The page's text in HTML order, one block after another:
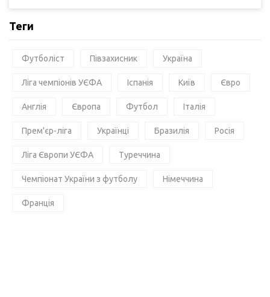
Теги
Футболіст Півзахисник Україна
Ліга чемпіонів УЄФА Іспанія Київ Євро
Англія Європа Футбол Італія
Прем'єр-ліга Українці Бразилія Росія
Ліга Європи УЄФА Туреччина
Чемпіонат України з футболу Німеччина
Франція